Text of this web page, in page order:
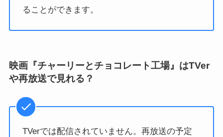
ることができます。
映画『チャーリーとチョコレート工場』はTVer
や再放送で見れる？
TVerでは配信されていません。再放送の予定